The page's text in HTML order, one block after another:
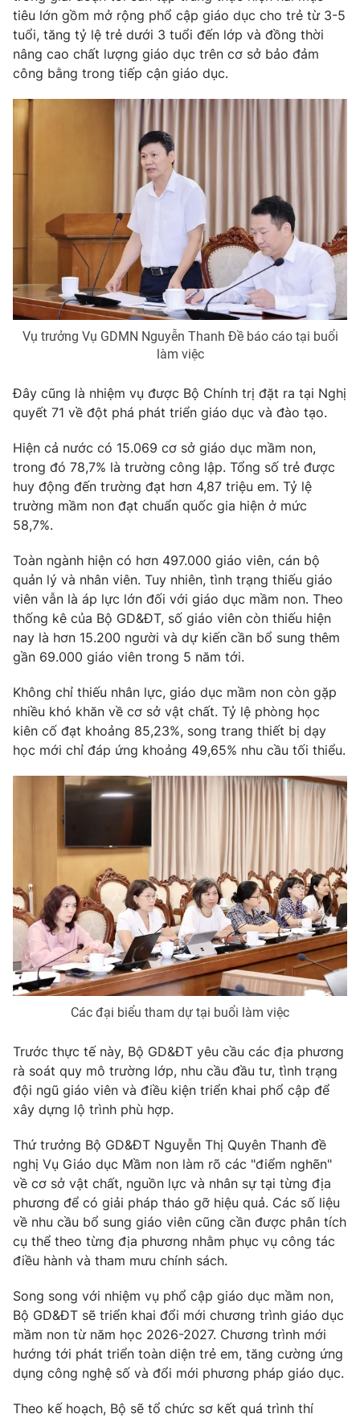
Photo Infographic
Video Shorts video
VTV Money VTV Thể thao
Bất động sản
Tấm lòng Việt
VTV4 Vươn mình bằng AI
VTV9 VTV8
Liên hệ tòa soạn English
THỜI BÁO VTV
Theo dõi báo trên
Cơ quan báo chí:Thời báo VTV
Giấy phép hoạt động báo in và báo điện tử số 483/GP-BTTTT
cấp ngày 29/12/2023
Tổng Biên tập: Vũ Thanh Thủy
Phó Tổng Biên tập:Nguyễn Thị Mỹ Hạnh, Phạm Quốc Thắng,
Nguyễn Trọng Ninh
Tổng đài VTV:
024.38 355 931 - 024.38 355 932
Ðiện thoại Thời báo VTV: 024.66 897 897
Email:toasoan@vtv.vn
Liên hệ quảng cáo:024-7300.7108
® Cấm sao chép dưới mọi hình thức nếu không có sự chấp
thuận bằng văn bản. Ghi rõ nguồn VTV.vn khi phát hành lại
thông tin từ website này.
tiêu lớn gồm mở rộng phổ cập giáo dục cho trẻ từ 3-5
tuổi, tăng tỷ lệ trẻ dưới 3 tuổi đến lớp và đồng thời
nâng cao chất lượng giáo dục trên cơ sở bảo đảm
công bằng trong tiếp cận giáo dục.
Vụ trưởng Vụ GDMN Nguyễn Thanh Đề báo cáo tại buổi
làm việc
Đây cũng là nhiệm vụ được Bộ Chính trị đặt ra tại Nghị
quyết 71 về đột phá phát triển giáo dục và đào tạo.
Hiện cả nước có 15.069 cơ sở giáo dục mầm non,
trong đó 78,7% là trường công lập. Tổng số trẻ được
huy động đến trường đạt hơn 4,87 triệu em. Tỷ lệ
trường mầm non đạt chuẩn quốc gia hiện ở mức
58,7%.
Toàn ngành hiện có hơn 497.000 giáo viên, cán bộ
quản lý và nhân viên. Tuy nhiên, tình trạng thiếu giáo
viên vẫn là áp lực lớn đối với giáo dục mầm non. Theo
thống kê của Bộ GD&ĐT, số giáo viên còn thiếu hiện
nay là hơn 15.200 người và dự kiến cần bổ sung thêm
gần 69.000 giáo viên trong 5 năm tới.
Không chỉ thiếu nhân lực, giáo dục mầm non còn gặp
nhiều khó khăn về cơ sở vật chất. Tỷ lệ phòng học
kiên cố đạt khoảng 85,23%, song trang thiết bị dạy
học mới chỉ đáp ứng khoảng 49,65% nhu cầu tối thiểu.
Các đại biểu tham dự tại buổi làm việc
Trước thực tế này, Bộ GD&ĐT yêu cầu các địa phương
rà soát quy mô trường lớp, nhu cầu đầu tư, tình trạng
đội ngũ giáo viên và điều kiện triển khai phổ cập để
xây dựng lộ trình phù hợp.
Thứ trưởng Bộ GD&ĐT Nguyễn Thị Quyên Thanh đề
nghị Vụ Giáo dục Mầm non làm rõ các "điểm nghẽn"
về cơ sở vật chất, nguồn lực và nhân sự tại từng địa
phương để có giải pháp tháo gỡ hiệu quả. Các số liệu
về nhu cầu bổ sung giáo viên cũng cần được phân tích
cụ thể theo từng địa phương nhằm phục vụ công tác
điều hành và tham mưu chính sách.
Song song với nhiệm vụ phổ cập giáo dục mầm non,
Bộ GD&ĐT sẽ triển khai đổi mới chương trình giáo dục
mầm non từ năm học 2026-2027. Chương trình mới
hướng tới phát triển toàn diện trẻ em, tăng cường ứng
dụng công nghệ số và đổi mới phương pháp giáo dục.
Theo kế hoạch, Bộ sẽ tổ chức sơ kết quá trình thí